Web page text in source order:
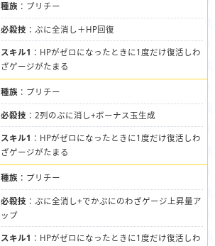
種族 ：プリチー
必殺技 ：ぷに全消し＋HP回復
スキル1 ：HPがゼロになったときに1度だけ復活しわ
ざゲージがたまる
種族 ：プリチー
必殺技 ：2列のぷに消し+ボーナス玉生成
スキル1 ：HPがゼロになったときに1度だけ復活しわ
ざゲージがたまる
種族 ：プリチー
必殺技 ：ぷに全消し+でかぷにのわざゲージ上昇量ア
ップ
スキル1 ：HPがゼロになったときに1度だけ復活しわ